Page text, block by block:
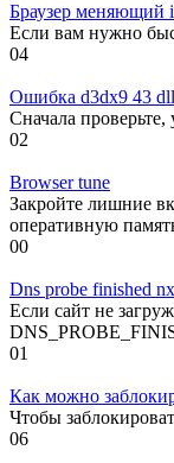
Браузер меняющий
Если вам нужно
04
Ошибка d3dx9 43 dll
Сначала
02
Browser tune
Закройте лишние
оперативную
00
Dns probe finished
Если сайт не
01
Как можно
Чтобы
06